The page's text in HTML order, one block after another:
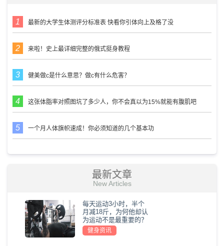
最新的大学生体测评分标准表 快看你引体向上及格了没
来啦！史上最详细完整的俄式挺身教程
健美做c是什么意思？做c有什么危害？
这张体脂率对照图坑了多少人，你不会真以为15%就能有腹肌吧
一个月人体旗帜速成！你必须知道的几个基本功
最新文章
New Articles
每天运动3小时，半个
月减18斤，为何他却认
为运动不是最重要的？
健身资讯